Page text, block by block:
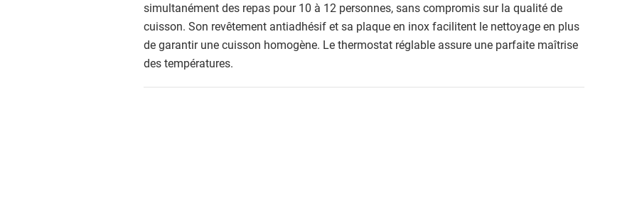
simultanément des repas pour 10 à 12 personnes, sans compromis sur la qualité de
cuisson. Son revêtement antiadhésif et sa plaque en inox facilitent le nettoyage en plus
de garantir une cuisson homogène. Le thermostat réglable assure une parfaite maîtrise
des températures.